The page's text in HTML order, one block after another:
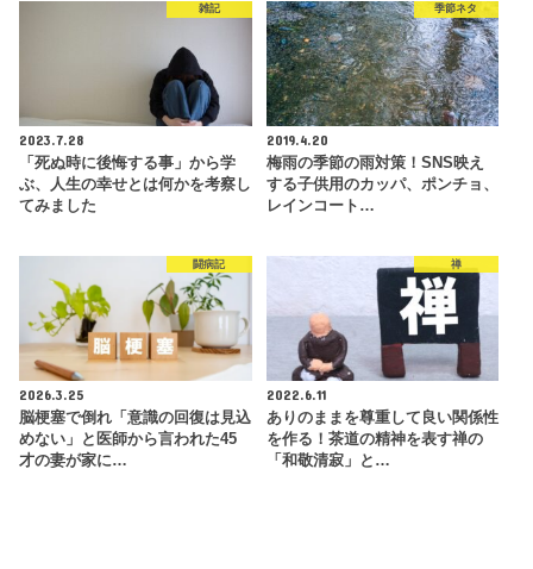
雑記
2023.7.28
「死ぬ時に後悔する事」から学
ぶ、人生の幸せとは何かを考察し
てみました
季節ネタ
2019.4.20
梅雨の季節の雨対策！SNS映え
する子供用のカッパ、ポンチョ、
レインコート…
闘病記
2026.3.25
脳梗塞で倒れ「意識の回復は見込
めない」と医師から言われた45
才の妻が家に…
禅
2022.6.11
ありのままを尊重して良い関係性
を作る！茶道の精神を表す禅の
「和敬清寂」と…